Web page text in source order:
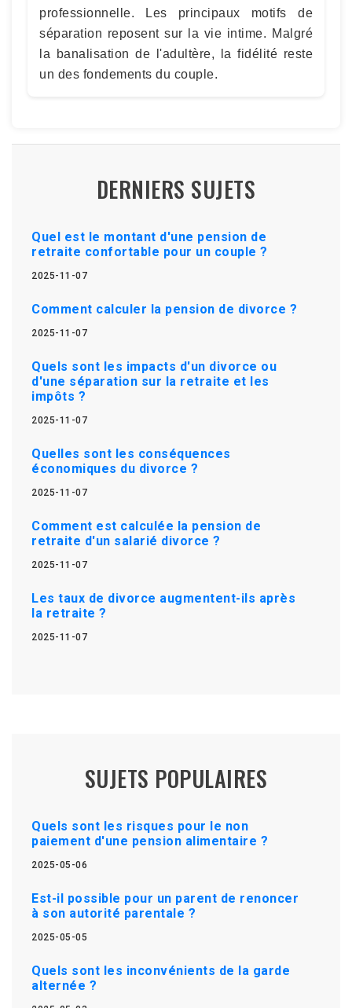
professionnelle. Les principaux motifs de
séparation reposent sur la vie intime. Malgré
la banalisation de l'adultère, la fidélité reste
un des fondements du couple.
DERNIERS SUJETS
Quel est le montant d'une pension de
retraite confortable pour un couple ?
2025-11-07
Comment calculer la pension de divorce ?
2025-11-07
Quels sont les impacts d'un divorce ou
d'une séparation sur la retraite et les
impôts ?
2025-11-07
Quelles sont les conséquences
économiques du divorce ?
2025-11-07
Comment est calculée la pension de
retraite d'un salarié divorce ?
2025-11-07
Les taux de divorce augmentent-ils après
la retraite ?
2025-11-07
SUJETS POPULAIRES
Quels sont les risques pour le non
paiement d'une pension alimentaire ?
2025-05-06
Est-il possible pour un parent de renoncer
à son autorité parentale ?
2025-05-05
Quels sont les inconvénients de la garde
alternée ?